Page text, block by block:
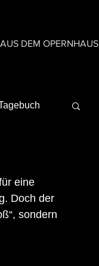
AUS DEM OPERNHAUS
eine
Doch der
sondern